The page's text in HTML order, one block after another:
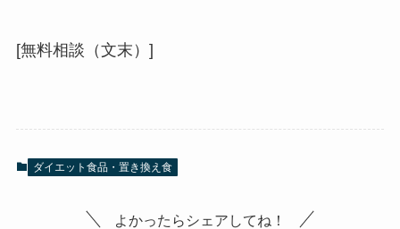
[無料相談（文末）]
ダイエット食品・置き換え食
よかったらシェアしてね！